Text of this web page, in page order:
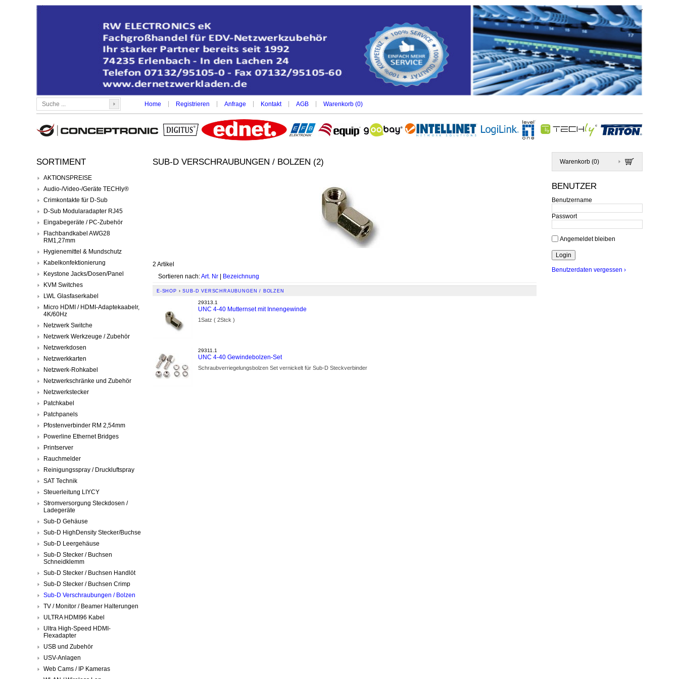
Home Registrieren Anfrage Kontakt AGB Warenkorb (0)
Warenkorb (0)
BENUTZER
Benutzername
Passwort
Angemeldet bleiben
Benutzerdaten vergessen ›
SORTIMENT
AKTIONSPREISE
Audio-/Video-/Geräte TECHly®
Crimkontakte für D-Sub
D-Sub Modularadapter RJ45
Eingabegeräte / PC-Zubehör
Flachbandkabel AWG28
RM1,27mm
Hygienemittel & Mundschutz
Kabelkonfektionierung
Keystone Jacks/Dosen/Panel
KVM Switches
LWL Glasfaserkabel
Micro HDMI / HDMI-Adaptekaabelr,
4K/60Hz
Netzwerk Switche
Netzwerk Werkzeuge / Zubehör
Netzwerkdosen
Netzwerkkarten
Netzwerk-Rohkabel
Netzwerkschränke und Zubehör
Netzwerkstecker
Patchkabel
Patchpanels
Pfostenverbinder RM 2,54mm
Powerline Ethernet Bridges
Printserver
Rauchmelder
Reinigungsspray / Druckluftspray
SAT Technik
Steuerleitung LIYCY
Stromversorgung Steckdosen /
Ladegeräte
Sub-D Gehäuse
Sub-D HighDensity Stecker/Buchse
Sub-D Leergehäuse
Sub-D Stecker / Buchsen
Schneidklemm
Sub-D Stecker / Buchsen Handlöt
Sub-D Stecker / Buchsen Crimp
Sub-D Verschraubungen / Bolzen
TV / Monitor / Beamer Halterungen
ULTRA HDMI96 Kabel
Ultra High-Speed HDMI-
Flexadapter
USB und Zubehör
USV-Anlagen
Web Cams / IP Kameras
SUB-D VERSCHRAUBUNGEN / BOLZEN (2)
2 Artikel
Sortieren nach:Art. Nr | Bezeichnung
E-SHOP › SUB-D VERSCHRAUBUNGEN / BOLZEN
29313.1
UNC 4-40 Mutternset mit Innengewinde
1Satz ( 2Stck )
29311.1
UNC 4-40 Gewindebolzen-Set
Schraubverriegelungsbolzen Set vernickelt für Sub-D Steckverbinder